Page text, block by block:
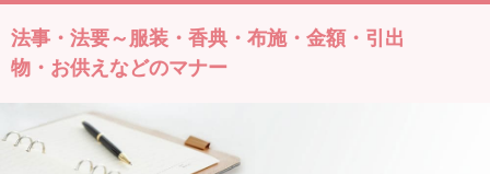
法事・法要～服装・香典・布施・金額・引出
物・お供えなどのマナー